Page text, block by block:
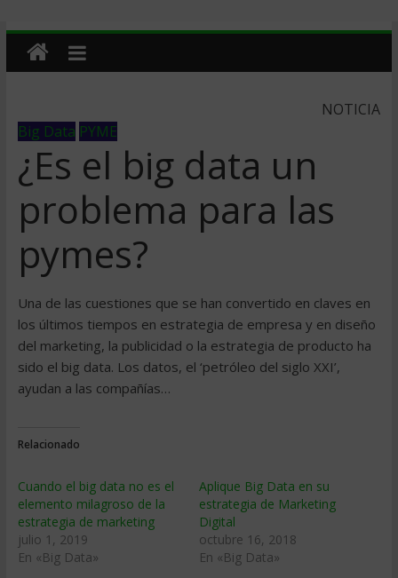
NOTICIA
Big Data PYME
¿Es el big data un
problema para las
pymes?
Una de las cuestiones que se han convertido en claves en
los últimos tiempos en estrategia de empresa y en diseño
del marketing, la publicidad o la estrategia de producto ha
sido el big data. Los datos, el ‘petróleo del siglo XXI’,
ayudan a las compañías…
Relacionado
Cuando el big data no es el
elemento milagroso de la
estrategia de marketing
julio 1, 2019
En «Big Data»
Aplique Big Data en su
estrategia de Marketing
Digital
octubre 16, 2018
En «Big Data»